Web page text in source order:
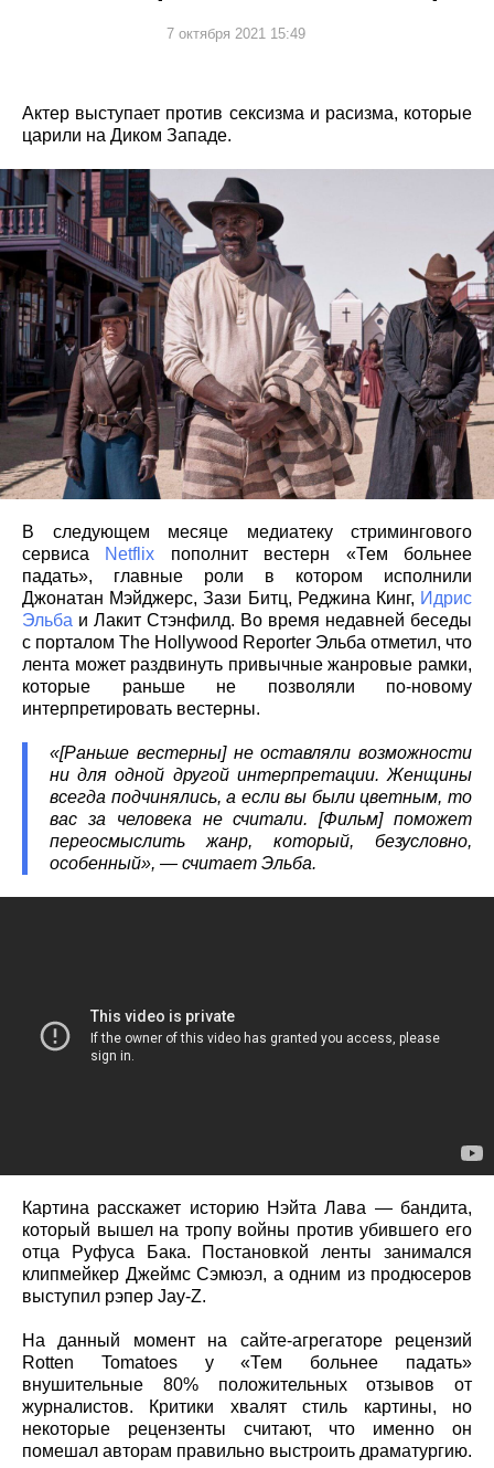
7 октября 2021 15:49
Актер выступает против сексизма и расизма, которые
царили на Диком Западе.
В следующем месяце медиатеку стримингового
сервиса Netflix пополнит вестерн «Тем больнее
падать», главные роли в котором исполнили
Джонатан Мэйджерс, Зази Битц, Реджина Кинг, Идрис
Эльба и Лакит Стэнфилд. Во время недавней беседы
с порталом The Hollywood Reporter Эльба отметил, что
лента может раздвинуть привычные жанровые рамки,
которые раньше не позволяли по-новому
интерпретировать вестерны.
«[Раньше вестерны] не оставляли возможности
ни для одной другой интерпретации. Женщины
всегда подчинялись, а если вы были цветным, то
вас за человека не считали. [Фильм] поможет
переосмыслить жанр, который, безусловно,
особенный», — считает Эльба.
Картина расскажет историю Нэйта Лава — бандита,
который вышел на тропу войны против убившего его
отца Руфуса Бака. Постановкой ленты занимался
клипмейкер Джеймс Сэмюэл, а одним из продюсеров
выступил рэпер Jay-Z.
На данный момент на сайте-агрегаторе рецензий
Rotten Tomatoes у «Тем больнее падать»
внушительные 80% положительных отзывов от
журналистов. Критики хвалят стиль картины, но
некоторые рецензенты считают, что именно он
помешал авторам правильно выстроить драматургию.